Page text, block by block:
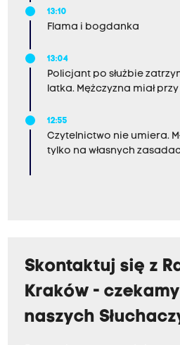
13:10
Flama i bogdanka
13:04
Policjant po służbie
latka. Mężczyzna miał
12:55
Czytelnictwo nie umiera.
tylko na własnych
Skontaktuj się z
Kraków -
naszych